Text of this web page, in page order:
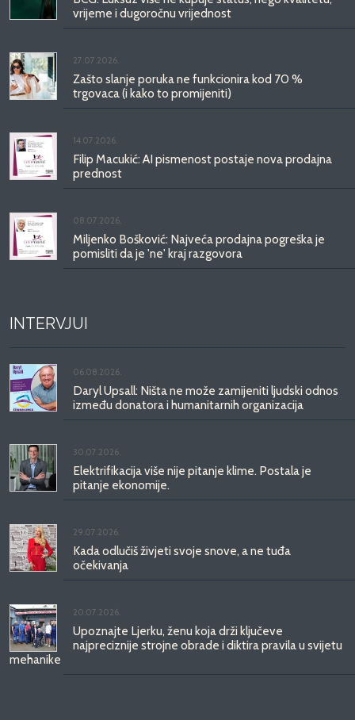
vrijeme i dugoročnu vrijednost
27.07.2026.
Zašto slanje poruka ne funkcionira kod 70 %
trgovaca (i kako to promijeniti)
14.07.2026.
Filip Macukić: AI pismenost postaje nova prodajna
prednost
08.07.2026.
Miljenko Bošković: Najveća prodajna pogreška je
pomisliti da je 'ne' kraj razgovora
INTERVJUI
06.08.2026.
Daryl Upsall: Ništa ne može zamijeniti ljudski odnos
između donatora i humanitarnih organizacija
30.07.2026.
Elektrifikacija više nije pitanje klime. Postala je
pitanje ekonomije.
29.07.2026.
Kada odlučiš živjeti svoje snove, a ne tuđa
očekivanja
20.07.2026.
Upoznajte Ljerku, ženu koja drži ključeve
najpreciznije strojne obrade i diktira pravila u svijetu
mehanike